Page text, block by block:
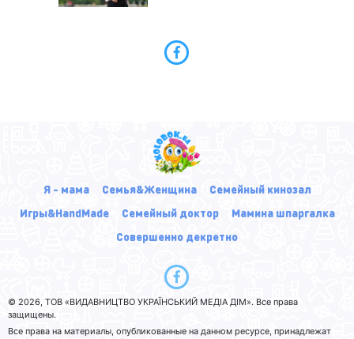
Я - мама Семья&Женщина
Семейный кинозал
Игры&HandMade
Семейный доктор
Мамина шпаргалка
Совершенно декретно
© 2026, ТОВ «ВИДАВНИЦТВО УКРАЇНСЬКИЙ МЕДІА ДІМ». Все права
защищены.
Все права на материалы, опубликованные на данном ресурсе, принадлежат